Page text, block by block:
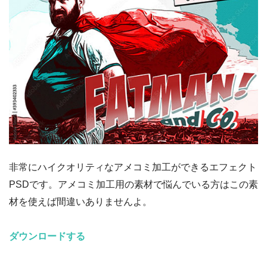
非常にハイクオリティなアメコミ加工ができるエフェクト
PSDです。アメコミ加工用の素材で悩んでいる方はこの素
材を使えば間違いありませんよ。
ダウンロードする